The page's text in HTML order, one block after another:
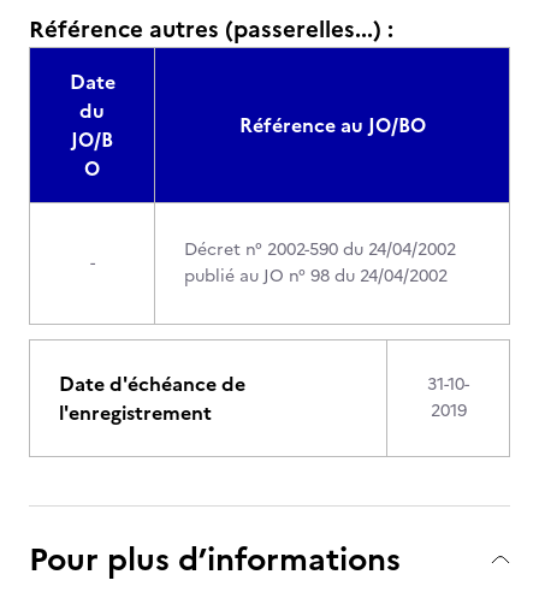
Référence autres (passerelles...) :
Date
du
JO/B
O
Référence au JO/BO
-
Décret n° 2002-590 du 24/04/2002
publié au JO n° 98 du 24/04/2002
Date d'échéance de
l'enregistrement
31-10-
2019
Pour plus d’informations